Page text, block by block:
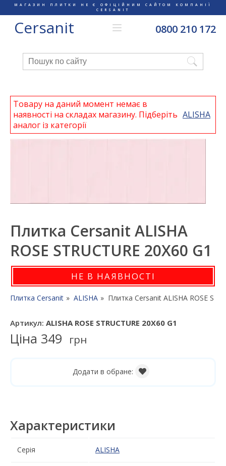
МАГАЗИН ПЛИТКИ НЕ Є ОФІЦІЙНИМ САЙТОМ КОМПАНІЇ
CERSANIT
Cersanit 0800 210 172
Товару на даний момент немає в
наявності на складах магазину. Підберіть
аналог із категорії
ALISHA
Плитка Cersanit ALISHA
ROSE STRUCTURE 20X60 G1
НЕ В НАЯВНОСТІ
Плитка Cersanit ALISHA Плитка Cersanit ALISHA ROSE
Артикул: ALISHA ROSE STRUCTURE 20X60 G1
Ціна 349 грн
Додати в обране:
Характеристики
Серія ALISHA